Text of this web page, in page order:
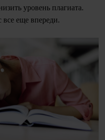
уровень плагиата.
все еще впереди.